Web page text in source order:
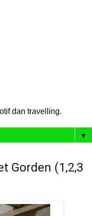
dan travelling.
▼
Gorden (1,2,3